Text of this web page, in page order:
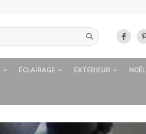
ÉCLAIRAGE EXTÉRIEUR NOËL